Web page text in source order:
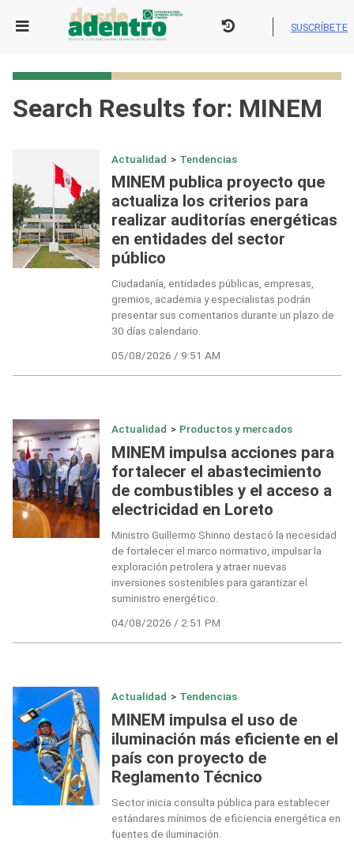
SUSCRÍBETE
Search Results for: MINEM
Actualidad > Tendencias
MINEM publica proyecto que
actualiza los criterios para
realizar auditorías energéticas
en entidades del sector
público
Ciudadanía, entidades públicas, empresas,
gremios, academia y especialistas podrán
presentar sus comentarios durante un plazo de
30 días calendario.
05/08/2026 / 9:51 AM
Actualidad > Productos y mercados
MINEM impulsa acciones para
fortalecer el abastecimiento
de combustibles y el acceso a
electricidad en Loreto
Ministro Guillermo Shinno destacó la necesidad
de fortalecer el marco normativo, impulsar la
exploración petrolera y atraer nuevas
inversiones sostenibles para garantizar el
suministro energético.
04/08/2026 / 2:51 PM
Actualidad > Tendencias
MINEM impulsa el uso de
iluminación más eficiente en el
país con proyecto de
Reglamento Técnico
Sector inicia consulta pública para establecer
estándares mínimos de eficiencia energética en
fuentes de iluminación.